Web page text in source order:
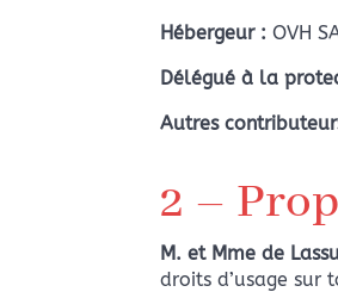
Hébergeur : OVH
Délégué à la
Autres
2 –
M. et Mmede
droits d’usage sur